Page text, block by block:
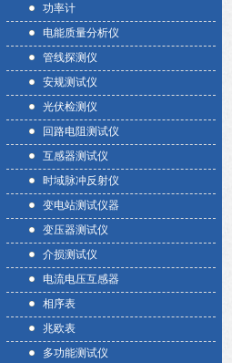
功率计
电能质量分析仪
管线探测仪
安规测试仪
光伏检测仪
回路电阻测试仪
互感器测试仪
时域脉冲反射仪
变电站测试仪器
变压器测试仪
介损测试仪
电流电压互感器
相序表
兆欧表
多功能测试仪